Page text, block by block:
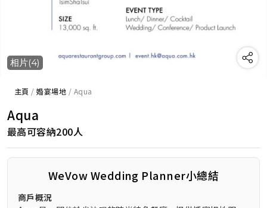
相片(4)
主頁 /婚宴場地 / Aqua
Aqua
最高可容納200人
WeVow Wedding Planner小總結
商戶概況